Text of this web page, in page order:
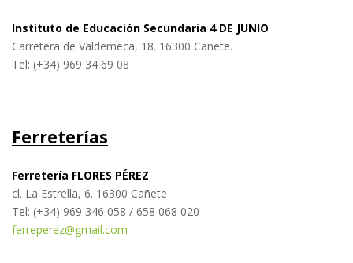
Instituto de Educación Secundaria 4 DE JUNIO
Carretera de Valdemeca, 18. 16300 Cañete.
Tel: (+34) 969 34 69 08
Ferreterías
Ferretería FLORES PÉREZ
cl. La Estrella, 6. 16300 Cañete
Tel: (+34) 969 346 058 / 658 068 020
ferreperez@gmail.com